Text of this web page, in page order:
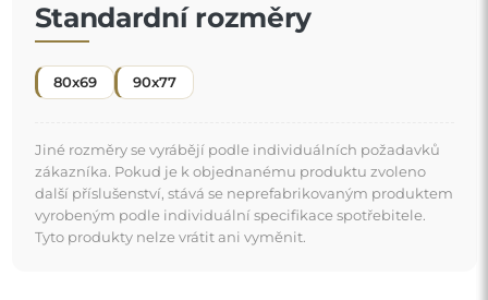
Standardní rozměry
80x69 90x77
Jiné rozměry se vyrábějí podle individuálních požadavků
zákazníka. Pokud je k objednanému produktu zvoleno
další příslušenství, stává se neprefabrikovaným produktem
vyrobeným podle individuální specifikace spotřebitele.
Tyto produkty nelze vrátit ani vyměnit.